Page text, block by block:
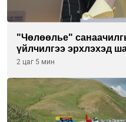
"Чөлөөлье"
үйлчилгээ эрхлэхэд
бүртгэлийг хүчингүй
2 цаг 5 мин